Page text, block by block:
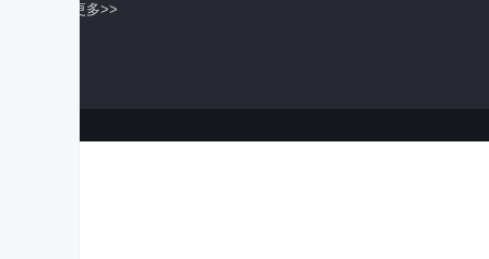
了解更多>>